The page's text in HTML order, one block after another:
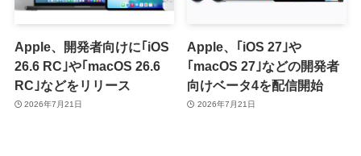
Apple、開発者向けに｢iOS
26.6 RC｣や｢macOS 26.6
RC｣などをリリース
2026年7月21日
Apple、｢iOS 27｣や
｢macOS 27｣などの開発者
向けベータ4を配信開始
2026年7月21日